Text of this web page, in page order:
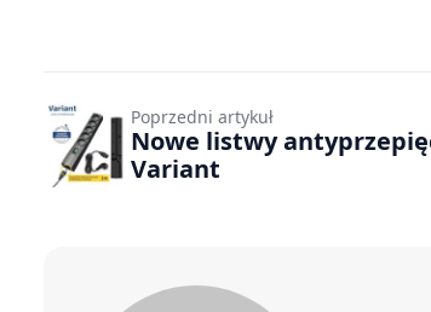
Poprzedni artykuł
Nowe listwy
Variant